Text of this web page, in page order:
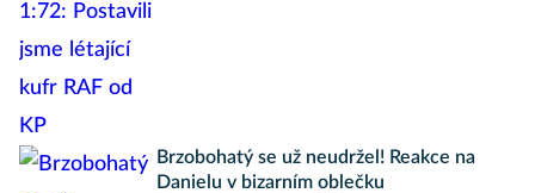
Brzobohatý se už neudržel! Reakce na
Danielu v bizarním oblečku